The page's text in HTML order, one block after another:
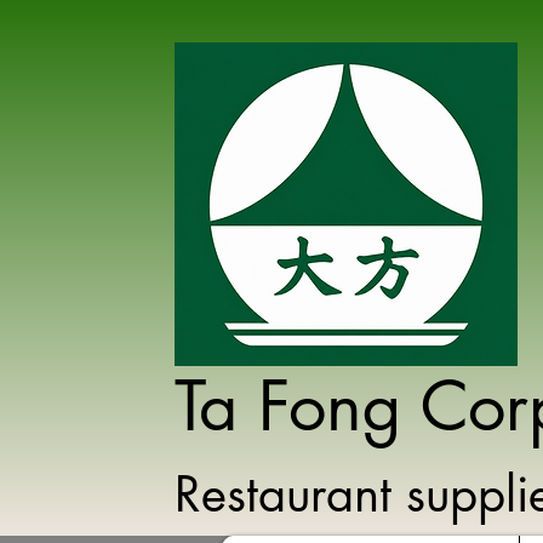
Ta Fong
Restaurant